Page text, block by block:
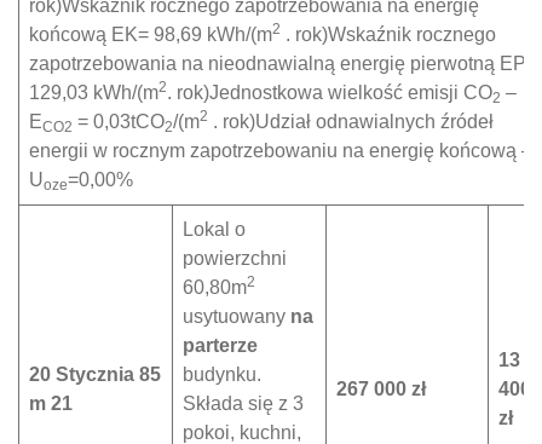
rok)Wskaźnik rocznego zapotrzebowania na energię
końcową EK= 98,69 kWh/(m2 . rok)Wskaźnik rocznego
zapotrzebowania na nieodnawialną energię pierwotną EP=
129,03 kWh/(m2. rok)Jednostkowa wielkość emisji CO2 –
ECO2 = 0,03tCO2/(m2 . rok)Udział odnawialnych źródeł
energii w rocznym zapotrzebowaniu na energię końcową –
Uoze=0,00%
20 Stycznia 85
m 21
Lokal o
powierzchni
60,80m2
usytuowany na
parterze
budynku.
Składa się z 3
pokoi, kuchni,
267 000 zł
13
400
zł